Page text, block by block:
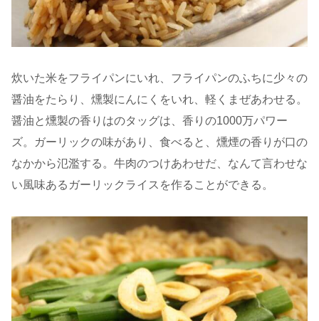
炊いた米をフライパンにいれ、フライパンのふちに少々の
醤油をたらり、燻製にんにくをいれ、軽くまぜあわせる。
醤油と燻製の香りはのタッグは、香りの1000万パワー
ズ。ガーリックの味があり、食べると、燻煙の香りが口の
なかから氾濫する。牛肉のつけあわせだ、なんて言わせな
い風味あるガーリックライスを作ることができる。